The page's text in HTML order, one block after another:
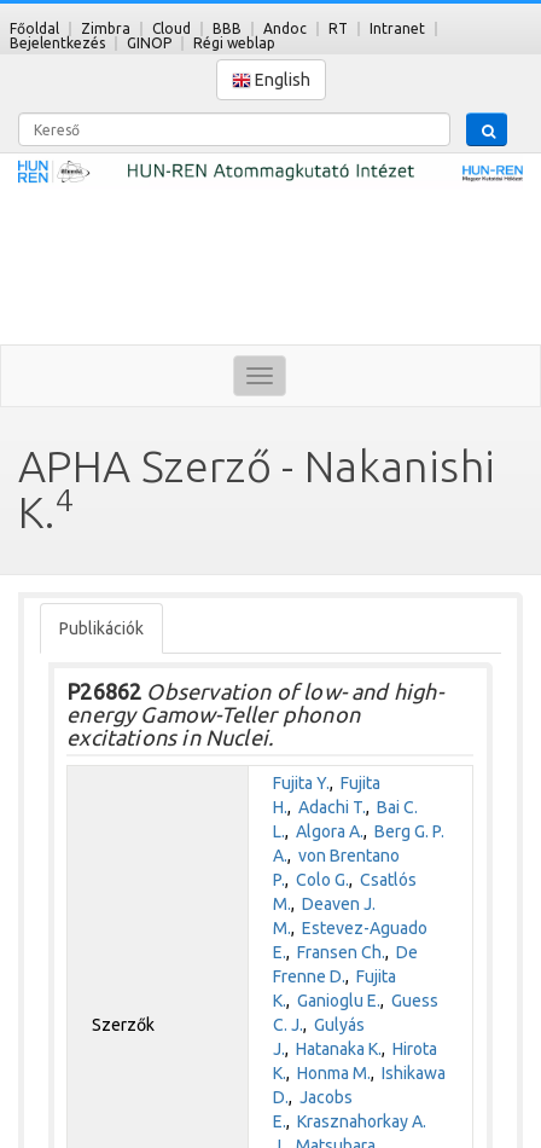
Főoldal Zimbra Cloud BBB Andoc RT
Intranet
Bejelentkezés
GINOP Régi weblap
English
Kereső
Toggle
navigation
APHA Szerző - Nakanishi
K.4
Publikációk
P26862 Observation of low- and high-
energy Gamow-Teller phonon
excitations in Nuclei.
Szerzők
Fujita Y.,Fujita
H.,Adachi T.,Bai C.
L.,Algora A.,Berg G. P.
A.,von Brentano
P.,Colo G.,Csatlós
M.,Deaven J.
M.,Estevez-Aguado
E.,Fransen Ch.,De
Frenne D.,Fujita
K.,Ganioglu E.,Guess
C. J.,Gulyás
J.,Hatanaka K.,Hirota
K.,Honma M.,Ishikawa
D.,Jacobs
E.,Krasznahorkay A.